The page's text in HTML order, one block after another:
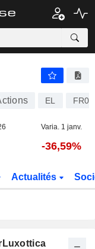
EL
Varia. 1 janv.
-36,59%
Actualités